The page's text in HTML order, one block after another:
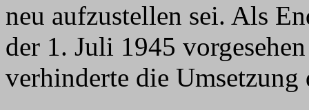
neu aufzustellen sei. Als
der 1. Juli 1945
verhinderte die Umsetzung